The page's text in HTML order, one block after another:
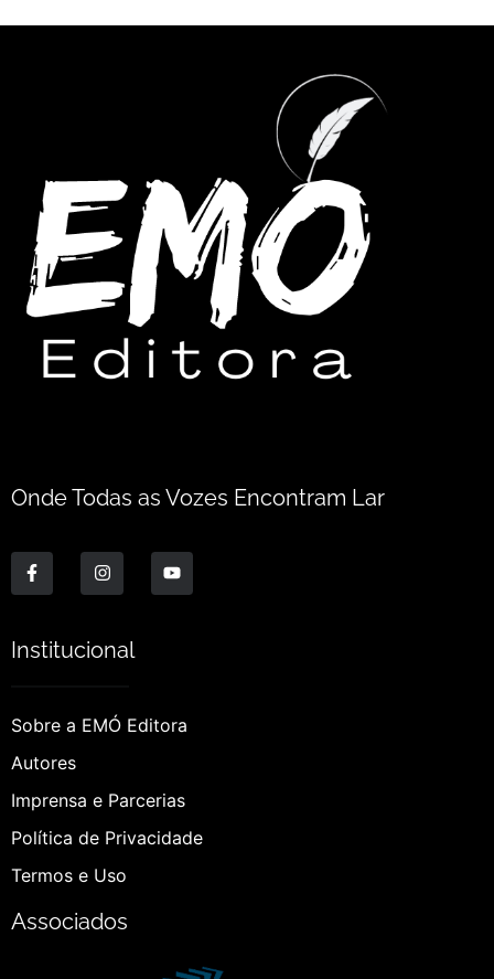
Onde Todas as Vozes Encontram Lar
Institucional
Sobre a EMÓ Editora
Autores
Imprensa e Parcerias
Política de Privacidade
Termos e Uso
Associados